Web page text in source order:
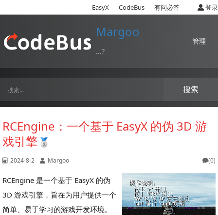
EasyX CodeBus 有问必答 登录
Margoo
...?
管理
RCEngine：一个基于 EasyX 的伪 3D 游
戏引擎
2024-8-2 Margoo (0)
RCEngine 是一个基于 EasyX 的伪
3D 游戏引擎，旨在为用户提供一个
简单、易于学习的游戏开发环境。
搜索